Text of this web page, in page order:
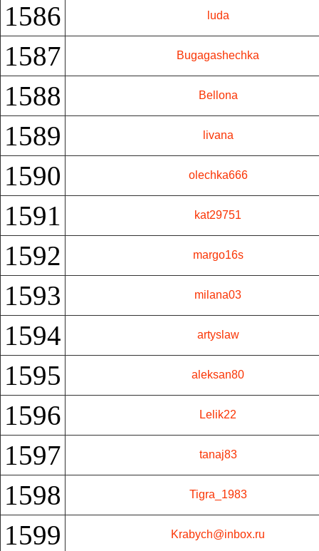
1586 luda
1587 Bugagashechka
1588 Bellona
1589 livana
1590 olechka666
1591 kat29751
1592 margo16s
1593 milana03
1594 artyslaw
1595 aleksan80
1596 Lelik22
1597 tanaj83
1598 Tigra_1983
1599 Krabych@inbox.ru